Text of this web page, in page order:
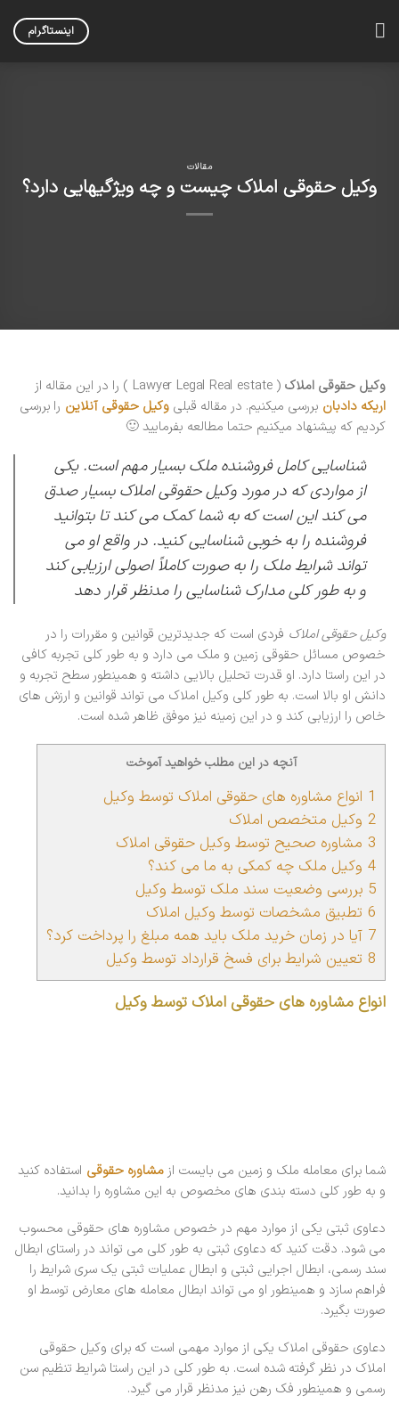
اینستاگرام
مقالات
وکیل حقوقی املاک چیست و چه ویژگیهایی دارد؟
وکیل حقوقی املاک ( Lawyer Legal Real estate ) را در این مقاله از
اریکه دادبان بررسی میکنیم. در مقاله قبلی وکیل حقوقی آنلاین را بررسی
کردیم که پیشنهاد میکنیم حتما مطالعه بفرمایید 🙂
شناسایی کامل فروشنده ملک بسیار مهم است. یکی
از مواردی که در مورد وکیل حقوقی املاک بسیار صدق
می کند این است که به شما کمک می کند تا بتوانید
فروشنده را به خوبی شناسایی کنید. در واقع او می
تواند شرایط ملک را به صورت کاملاً اصولی ارزیابی کند
و به طور کلی مدارک شناسایی را مدنظر قرار دهد
وکیل حقوقی املاک فردی است که جدیدترین قوانین و مقررات را در
خصوص مسائل حقوقی زمین و ملک می دارد و به طور کلی تجربه کافی
در این راستا دارد. او قدرت تحلیل بالایی داشته و همینطور سطح تجربه و
دانش او بالا است. به طور کلی وکیل املاک می تواند قوانین و ارزش های
خاص را ارزیابی کند و در این زمینه نیز موفق ظاهر شده است.
آنچه در این مطلب خواهید آموخت
1 انواع مشاوره های حقوقی املاک توسط وکیل
2 وکیل متخصص املاک
3 مشاوره صحیح توسط وکیل حقوقی املاک
4 وکیل ملک چه کمکی به ما می کند؟
5 بررسی وضعیت سند ملک توسط وکیل
6 تطبیق مشخصات توسط وکیل املاک
7 آیا در زمان خرید ملک باید همه مبلغ را پرداخت کرد؟
8 تعیین شرایط برای فسخ قرارداد توسط وکیل
انواع مشاوره های حقوقی املاک توسط وکیل
شما برای معامله ملک و زمین می بایست از مشاوره حقوقی استفاده کنید
و به طور کلی دسته بندی های مخصوص به این مشاوره را بدانید.
دعاوی ثبتی یکی از موارد مهم در خصوص مشاوره های حقوقی محسوب
می شود. دقت کنید که دعاوی ثبتی به طور کلی می تواند در راستای ابطال
سند رسمی، ابطال اجرایی ثبتی و ابطال عملیات ثبتی یک سری شرایط را
فراهم سازد و همینطور او می تواند ابطال معامله های معارض توسط او
صورت بگیرد.
دعاوی حقوقی املاک یکی از موارد مهمی است که برای وکیل حقوقی
املاک در نظر گرفته شده است. به طور کلی در این راستا شرایط تنظیم سن
رسمی و همینطور فک رهن نیز مدنظر قرار می گیرد.